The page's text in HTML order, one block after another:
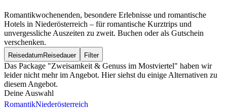
Romantikwochenenden, besondere Erlebnisse und romantische
Hotels in Niederösterreich – für romantische Kurztrips und
unvergessliche Auszeiten zu zweit. Buchen oder als Gutschein
verschenken.
Reisedatum Reisedauer Filter
Das Package "Zweisamkeit & Genuss im Mostviertel" haben wir
leider nicht mehr im Angebot. Hier siehst du einige Alternativen zu
diesem Angebot.
Deine Auswahl
RomantikNiederösterreich